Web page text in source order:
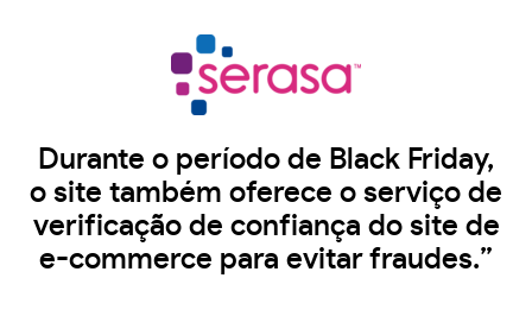
Durante o período de Black Friday,
o site também oferece o serviço de
verificação de confiança do site de
e-commerce para evitar fraudes.”